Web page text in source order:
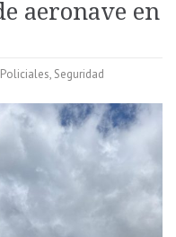
aeronave en
Policiales, Seguridad